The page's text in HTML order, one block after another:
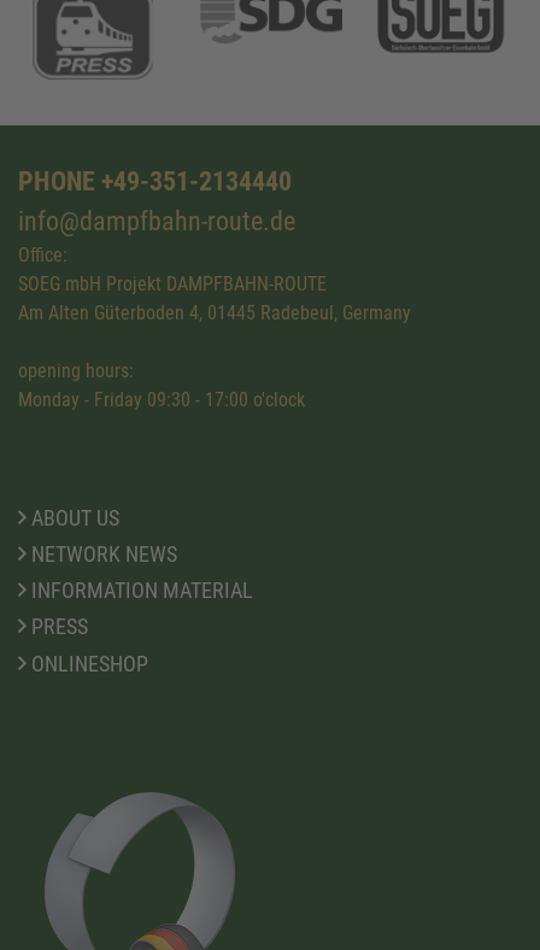
PHONE +49-351-2134440
info@dampfbahn-route.de
Office:
SOEG mbH Projekt DAMPFBAHN-ROUTE
Am Alten Güterboden 4, 01445 Radebeul, Germany
opening hours:
Monday - Friday 09:30 - 17:00 o'clock
ABOUT US
NETWORK NEWS
INFORMATION MATERIAL
PRESS
ONLINESHOP